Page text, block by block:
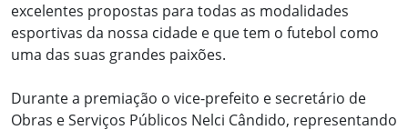
excelentes propostas para todas as modalidades
esportivas da nossa cidade e que tem o futebol como
uma das suas grandes paixões.
Durante a premiação o vice-prefeito e secretário de
Obras e Serviços Públicos Nelci Cândido, representando